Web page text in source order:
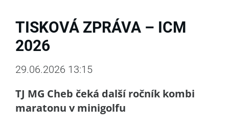
TISKOVÁ ZPRÁVA – ICM
2026
29.06.2026 13:15
TJ MG Cheb čeká další ročník kombi
maratonu v minigolfu